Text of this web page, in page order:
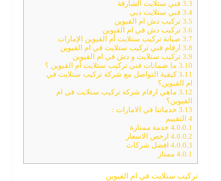
3.3فني ستلايت الشارقة
3.4فني ستلايت دبي
3.5تركيب دش ام القيوين
3.6‎تركيب دش في ام القيوين
3.7صيانة تركيب ستلايت أم القيوين الإمارات
3.8ارقام فني تركيب ستلايت في ام القيوين
3.9تركيب ستلايت و دش في ام القيوين
3.10ما ضمانات فني تركيب ستلايت أم القيوين ؟
3.11كيفية التواصل مع شركة تركيب ستلايت في
ام القيوين؟
3.12ماهي ارقام شركة تركيب ستلايت في ام
القيوين؟
3.13خدماتنا في الامارات :
4التقييم
4.0.0.1خدمة ممتازة
4.0.0.2ارخص الاسعار
4.0.0.3افضل شركات
4.0.1ممتاز
تركيب ستلايت في ام القيوين